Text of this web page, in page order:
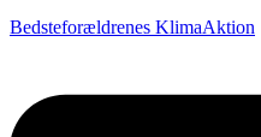
Bedsteforældrenes KlimaAktion​